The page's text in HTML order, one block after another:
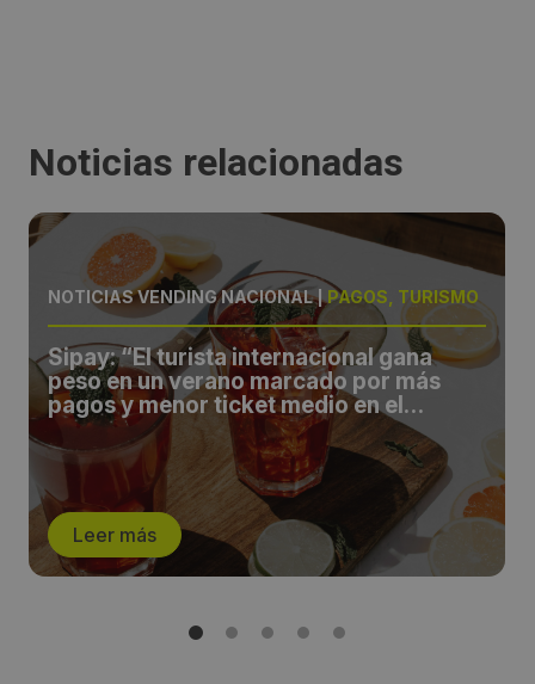
Noticias relacionadas
NOTICIAS VENDING NACIONAL|PAGOS, TURISMO
Sipay: “El turista internacional gana
peso en un verano marcado por más
pagos y menor ticket medio en el
comercio español”
Leer más